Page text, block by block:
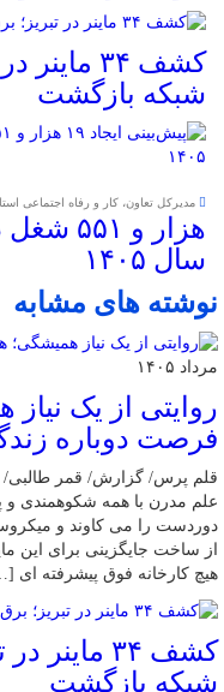
شبکه بازگشت
مدیرکل تعاون، کار و رفاه اجتماعی
هزار و
سال ۱۴۰۵
نوشته های مشابه
مرداد ۱۴۰۵
روایتی از یک
فرصت دوباره
قلم پرس/ گزارش/ قمر طالبی/
علم مدرن با همه شکوهمندی و
دوردست را می کاوند و
از ساخت جایگزینی برای این
هیچ کارخانه فوق ‌پیشرفته ‌ای
شبکه بازگشت